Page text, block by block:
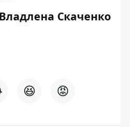
Владлена Скаченко
😆 😡